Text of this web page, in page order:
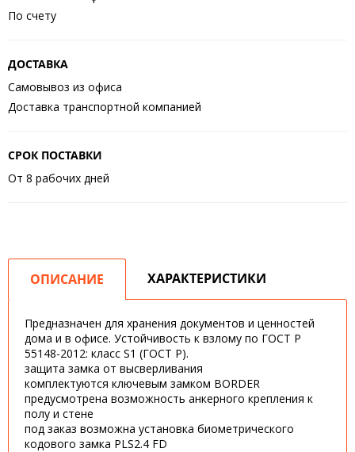
По счету
ДОСТАВКА
Самовывоз из офиса
Доставка транспортной компанией
СРОК ПОСТАВКИ
От 8 рабочих дней
ОПИСАНИЕ ХАРАКТЕРИСТИКИ
Предназначен для хранения документов и ценностей
дома и в офисе. Устойчивость к взлому по ГОСТ Р
55148-2012: класс S1 (ГОСТ Р).
защита замка от высверливания
комплектуются ключевым замком BORDER
предусмотрена возможность анкерного крепления к
полу и стене
под заказ возможна установка биометрического
кодового замка PLS2.4 FD